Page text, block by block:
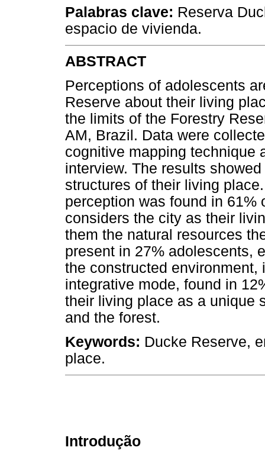
Palabras clave: Reserva
espacio de vivienda.
ABSTRACT
Perceptions of adolescents
Reserve about their living
the limits of the Forestry
AM, Brazil. Data were
cognitive mapping technique
interview. The results
structures of their living
perception was found in 61%
considers the city as their
them the natural resources
present in 27% adolescents,
the constructed
integrative mode, found in
their living place as a unique
and the forest.
Keywords: Ducke Reserve,
place.
Introdução